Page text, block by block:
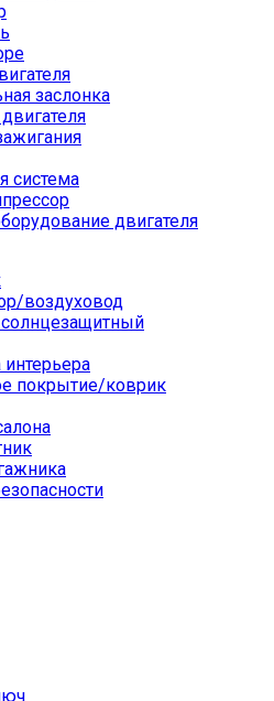
заслонка
система
двигателя
воздуховод
покрытие/коврик